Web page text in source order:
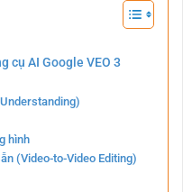
cụ AI Google VEO 3
hình
(Video-to-Video Editing)